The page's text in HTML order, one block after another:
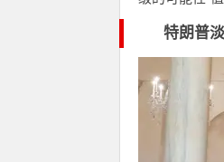
特朗普